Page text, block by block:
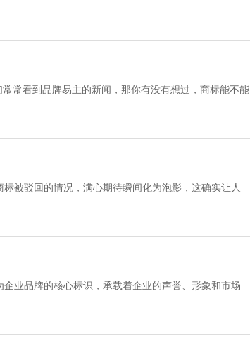
常看到品牌易主的新闻，那你有没有想过，商标能不能
被驳回的情况，满心期待瞬间化为泡影，这确实让人
业品牌的核心标识，承载着企业的声誉、形象和市场